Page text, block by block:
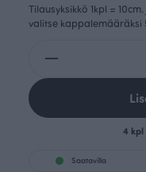
Tilausyksikkö 1kpl =
valitse kappalemääräksi
4 kpl
Saatavilla